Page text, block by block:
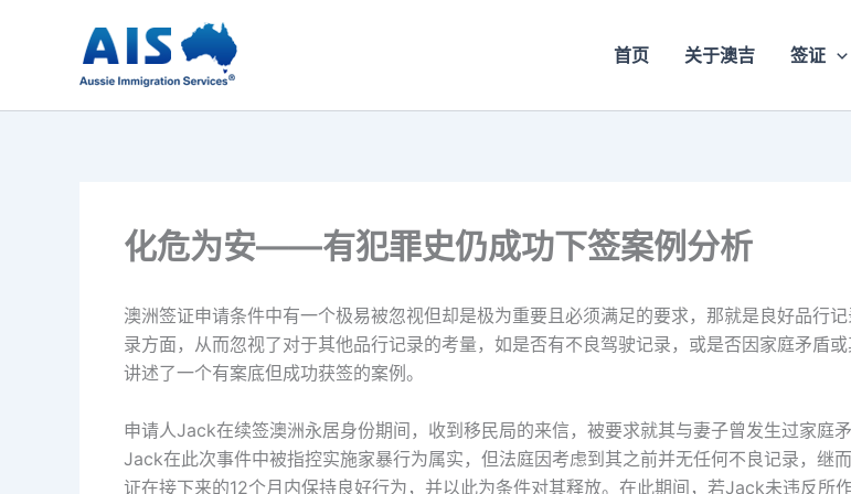
首页 关于澳吉 签证
化危为安——有犯罪史仍成功下签案例分析
澳洲签证申请条件中有一个极易被忽视但却是极为重要且必须满足的要求，那就是良好品行
录方面，从而忽视了对于其他品行记录的考量，如是否有不良驾驶记录，或是否因家庭矛盾
讲述了一个有案底但成功获签的案例。
申请人Jack在续签澳洲永居身份期间，收到移民局的来信，被要求就其与妻子曾发生过家庭
Jack在此次事件中被指控实施家暴行为属实，但法庭因考虑到其之前并无任何不良记录，继
证在接下来的12个月内保持良好行为，并以此为条件对其释放。在此期间，若Jack未违反所